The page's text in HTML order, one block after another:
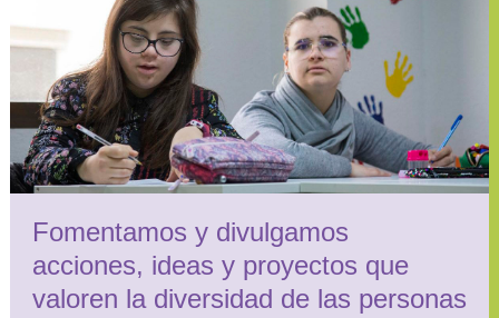
Fomentamos y divulgamos
acciones, ideas y proyectos que
valoren la diversidad de las personas